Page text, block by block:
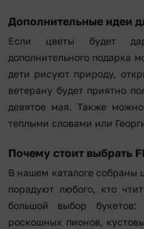
Дополнительные идеи
Если цветы будет
дополнительного подарка
дети рисуют природу,
ветерану будет приятно
девятое мая. Также
теплыми словами или
Почему стоит выбрать
В нашем каталоге собраны
порадуют любого, кто
большой выбор букетов:
роскошных пионов,